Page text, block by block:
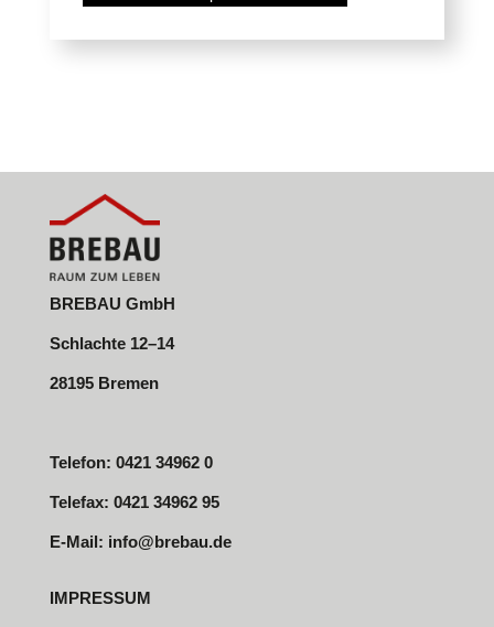
BREBAU GmbH
Schlachte 12–14
28195 Bremen
Telefon: 0421 34962 0
Telefax: 0421 34962 95
E-Mail: info@brebau.de
IMPRESSUM